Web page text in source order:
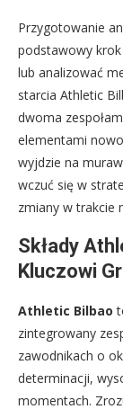
Przygotowanie
podstawowy
lub analizować
starcia Athletic
dwoma
elementami
wyjdzie na
wczuć się w
zmiany w trakcie
Składy
Kluczowi
Athletic Bilbao
zintegrowany
zawodnikach o
determinacji,
momentach.